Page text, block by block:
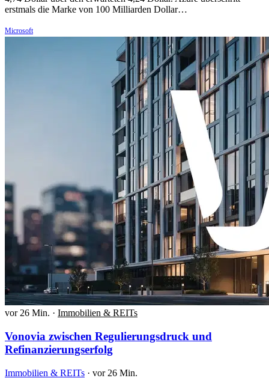
erstmals die Marke von 100 Milliarden Dollar…
Microsoft
vor 26 Min. · Immobilien & REITs
Vonovia zwischen Regulierungsdruck und
Refinanzierungserfolg
Immobilien & REITs · vor 26 Min.